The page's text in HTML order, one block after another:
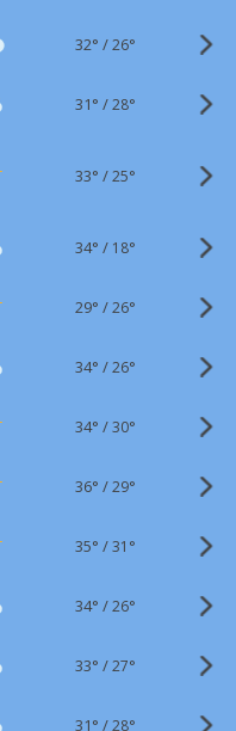
32° /26°
31° /28°
33° /25°
34° / 18°
29° /26°
34° /26°
34° /30°
36° /29°
35° /31°
34° /26°
33° /27°
31° /28°